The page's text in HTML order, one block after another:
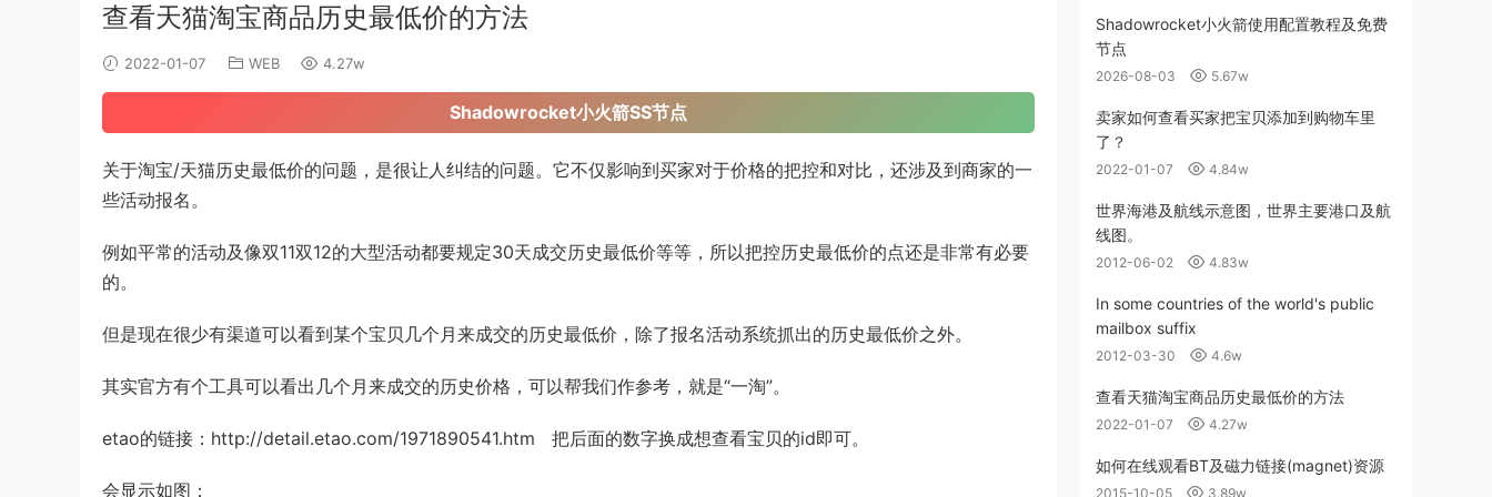
查看天猫淘宝商品历史最低价的方法
2022-01-07 WEB 4.27w
Shadowrocket小火箭SS节点
关于淘宝/天猫历史最低价的问题，是很让人纠结的问题。它不仅影响到买家对于价格的把控和对比，还涉及到商家的一
些活动报名。
例如平常的活动及像双11双12的大型活动都要规定30天成交历史最低价等等，所以把控历史最低价的点还是非常有必要
的。
但是现在很少有渠道可以看到某个宝贝几个月来成交的历史最低价，除了报名活动系统抓出的历史最低价之外。
其实官方有个工具可以看出几个月来成交的历史价格，可以帮我们作参考，就是“一淘”。
etao的链接：http://detail.etao.com/1971890541.htm 把后面的数字换成想查看宝贝的id即可。
会显示如图：
Shadowrocket小火箭使用配置教程及免费
节点
2026-08-03 5.67w
卖家如何查看买家把宝贝添加到购物车里
了？
2022-01-07 4.84w
世界海港及航线示意图，世界主要港口及航
线图。
2012-06-02 4.83w
In some countries of the world's public
mailbox suffix
2012-03-30 4.6w
查看天猫淘宝商品历史最低价的方法
2022-01-07 4.27w
如何在线观看BT及磁力链接(magnet)资源
2015-10-05 3.89w